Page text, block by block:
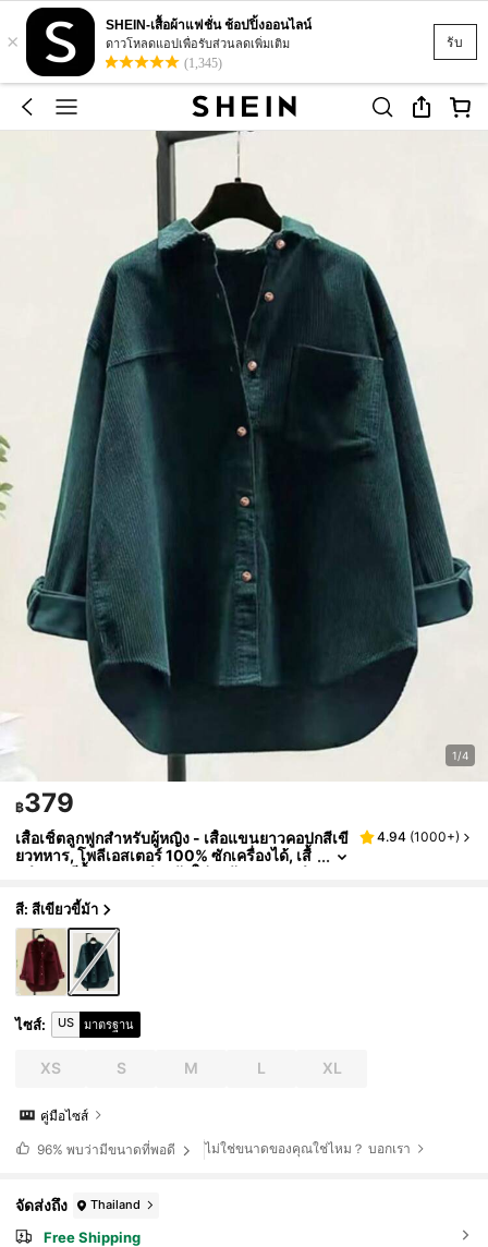
รับ
×
SHEIN-เสื้อผ้าแฟชั่น ช้อปปิ้งออนไลน์
ดาวโหลดแอปเพื่อรับส่วนลดเพิ่มเติม
(1,345)
1/4
฿379
เสื้อเชิ้ตลูกฟูกสำหรับผู้หญิง - เสื้อแขนยาวคอปกสีเขี
ยวทหาร, โพลีเอสเตอร์ 100% ซักเครื่องได้, เสื้
อลำลองสีพื้นหรูหราสำหรับใส่ทุกวัน, เหมาะสำ
4.94 (1000+)
สี: สีเขียวขี้ม้า
ไซส์: US มาตรฐาน
XS S M L XL
คู่มือไซส์
96% พบว่ามีขนาดที่พอดี ไม่ใช่ขนาดของคุณใช่ไหม？ บอกเรา
จัดส่งถึง Thailand
Free Shipping